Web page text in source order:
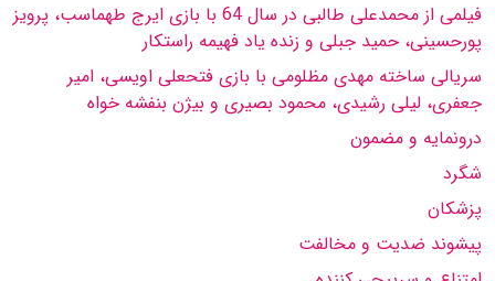
فیلمى از محمدعلى طالبى در سال 64 با بازى ایرج طهماسب، پرویز
پورحسینى، حمید جبلى و زنده یاد فهیمه راستكار
سریالى ساخته مهدى مظلومى با بازى فتحعلى اویسى، امیر
جعفرى، لیلى رشیدى، محمود بصیرى و بیژن بنفشه خواه
درونمایه و مضمون
شگرد
پزشكان
پیشوند ضدیت و مخالفت